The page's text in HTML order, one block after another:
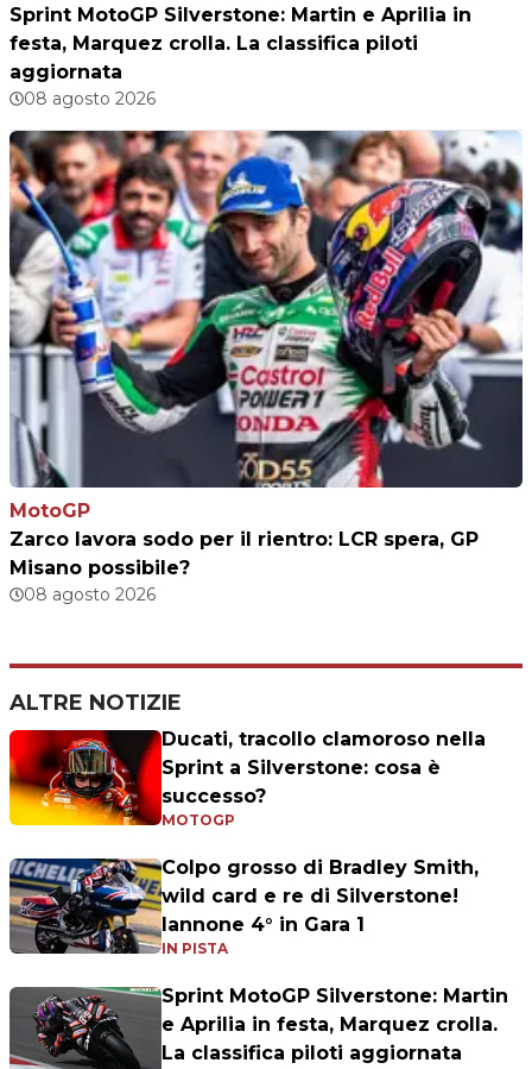
Sprint MotoGP Silverstone: Martin e Aprilia in
festa, Marquez crolla. La classifica piloti
aggiornata
08 agosto 2026
MotoGP
Zarco lavora sodo per il rientro: LCR spera, GP
Misano possibile?
08 agosto 2026
ALTRE NOTIZIE
Ducati, tracollo clamoroso nella
Sprint a Silverstone: cosa è
successo?
MOTOGP
Colpo grosso di Bradley Smith,
wild card e re di Silverstone!
Iannone 4° in Gara 1
IN PISTA
Sprint MotoGP Silverstone: Martin
e Aprilia in festa, Marquez crolla.
La classifica piloti aggiornata